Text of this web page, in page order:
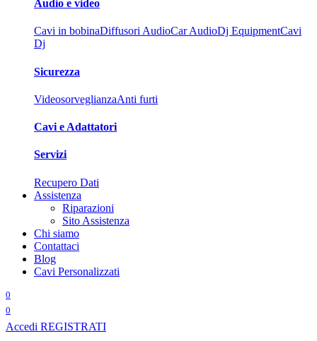
Audio e video
Cavi in bobinaDiffusori AudioCar AudioDj EquipmentCavi
Dj
Sicurezza
VideosorveglianzaAnti furti
Cavi e Adattatori
Servizi
Recupero Dati
Assistenza
Riparazioni
Sito Assistenza
Chi siamo
Contattaci
Blog
Cavi Personalizzati
0
0
Accedi REGISTRATI